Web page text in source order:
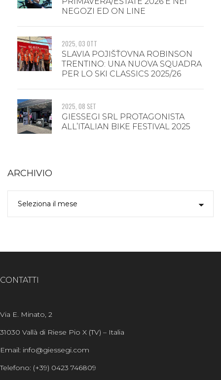
NEGOZI ED ON LINE
2025, 03 OTT
SLAVIA POJIŠŤOVNA ROBINSON
TRENTINO: UNA NUOVA SQUADRA
PER LO SKI CLASSICS 2025/26
2025, 08 SET
GIESSEGI SRL PROTAGONISTA
ALL’ITALIAN BIKE FESTIVAL 2025
ARCHIVIO
CONTATTI
Via E. Minato, 2
31030 Vallà di Riese Pio X (TV) – Italia
Email: info@giessegi.com
Telefono: (+39) 0423 746809